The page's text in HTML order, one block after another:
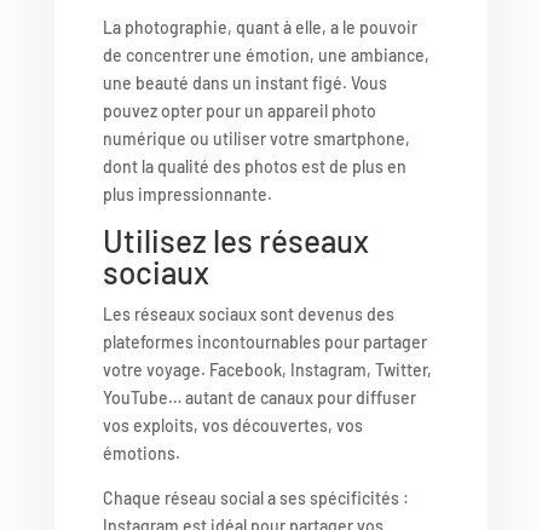
La photographie, quant à elle, a le pouvoir
de concentrer une émotion, une ambiance,
une beauté dans un instant figé. Vous
pouvez opter pour un appareil photo
numérique ou utiliser votre smartphone,
dont la qualité des photos est de plus en
plus impressionnante.
Utilisez les réseaux
sociaux
Les réseaux sociaux sont devenus des
plateformes incontournables pour partager
votre voyage. Facebook, Instagram, Twitter,
YouTube… autant de canaux pour diffuser
vos exploits, vos découvertes, vos
émotions.
Chaque réseau social a ses spécificités :
Instagram est idéal pour partager vos